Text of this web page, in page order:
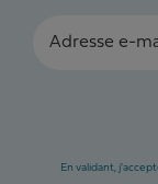
Adresse e-
En validant,